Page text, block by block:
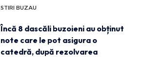
STIRI BUZAU
Încă 8 dascăli buzoieni au obținut
note care le pot asigura o
catedră, după rezolvarea